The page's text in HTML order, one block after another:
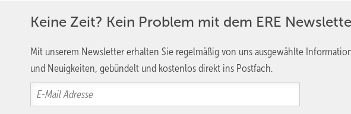
Keine Zeit? Kein Problem mit dem ERE
Mit unserem Newsletter erhalten Sie regelmäßig von uns ausgewählte
und Neuigkeiten, gebündelt und kostenlos direkt ins Postfach.